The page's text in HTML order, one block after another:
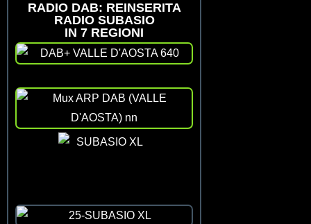
RADIO DAB: REINSERITA
RADIO SUBASIO
IN 7 REGIONI